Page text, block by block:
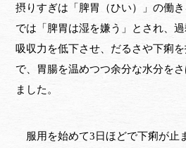
摂りすぎは「脾胃（ひい）」の働
では「脾胃は湿を嫌う」とされ、
吸収力を低下させ、だるさや下痢
で、胃腸を温めつつ余分な水分を
ました。
服用を始めて3日ほどで下痢が止